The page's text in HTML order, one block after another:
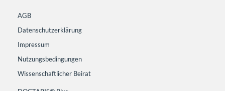
AGB
Datenschutzerklärung
Impressum
Nutzungsbedingungen
Wissenschaftlicher Beirat